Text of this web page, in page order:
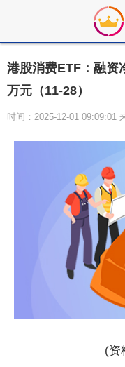
港股消费ETF：融资
万元（11-28）
时间：2025-12-01 09:09:01
(资